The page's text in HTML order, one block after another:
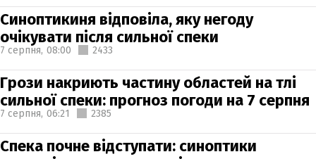
Синоптикиня відповіла, яку негоду
очікувати після сильної спеки
7 серпня, 08:00 2433
Грози накриють частину областей на тлі
сильної спеки: прогноз погоди на 7 серпня
7 серпня, 06:21 2385
Спека почне відступати: синоптики